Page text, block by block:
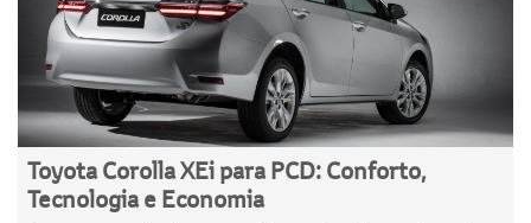
Toyota Corolla XEi para PCD: Conforto,
Tecnologia e Economia